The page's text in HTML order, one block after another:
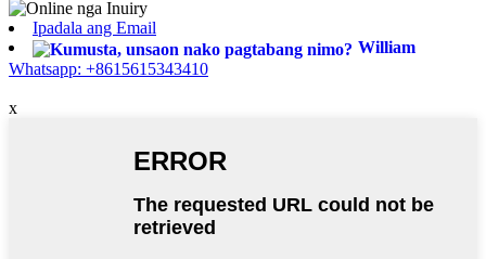
Ipadala ang Email
William
Whatsapp: +8615615343410
x